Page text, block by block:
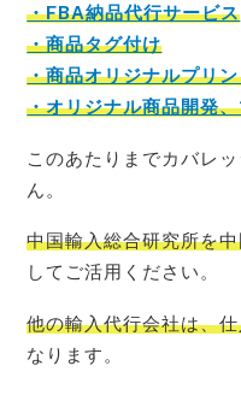
・FBA納品代行サービス
・商品タグ付け
・商品オリジナルプリ
・オリジナル商品開発
このあたりまでカバレ
ん。
中国輸入総合研究所を
してご活用ください。
他の輸入代行会社は、
なります。